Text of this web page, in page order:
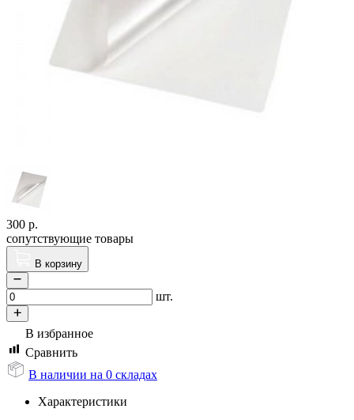
300 р.
сопутствующие товары
В корзину
шт.
В избранное
Сравнить
В наличии на 0 складах
Характеристики